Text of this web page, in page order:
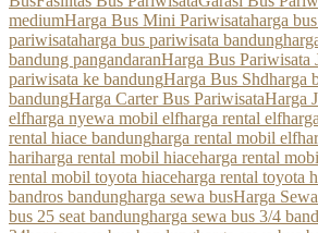
mediumHarga Bus Mini Pariwisataharga
pariwisataharga bus pariwisata bandung
bandung pangandaranHarga Bus Pariwisata
pariwisata ke bandungHarga Bus Shdharga
bandungHarga Carter Bus PariwisataHarga
elfharga nyewa mobil elfharga rental elf
rental hiace bandungharga rental mobil elf
hariharga rental mobil hiaceharga rental
rental mobil toyota hiaceharga rental toyota
bandros bandungharga sewa busHarga
bus 25 seat bandungharga sewa bus 3/4